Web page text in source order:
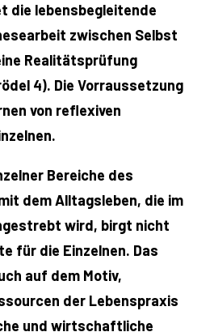
die lebensbegleitende
zwischen Selbst
Realitätsprüfung
4). Die Vorraussetzung
von reflexiven
Bereiche des
dem Alltagsleben, die im
wird, birgt nicht
für die Einzelnen. Das
auf dem Motiv,
der Lebenspraxis
und wirtschaftliche